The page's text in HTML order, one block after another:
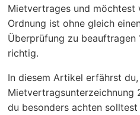
Mietvertrages und möchtest
Ordnung ist ohne gleich
Überprüfung zu beauftragen
richtig.
In diesem Artikel erfährst
Mietvertragsunterzeichnung
du besonders achten